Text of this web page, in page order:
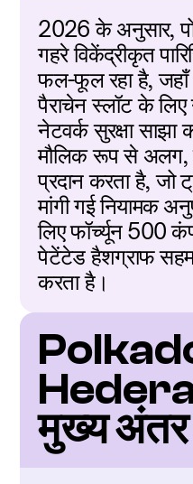
2026 के अनुसार,
गहरे विकेंद्रीकृत
फल-फूल रहा है, जहाँ
पैराचेन स्लॉट के लिए
नेटवर्क सुरक्षा
मौलिक रूप से अलग,
प्रदान करता है, जो
मांगी गई नियामक
लिए फॉर्च्यून 500
पेटेंटेड हैशग्राफ
करता है।
Hedera
मुख्य अंतर